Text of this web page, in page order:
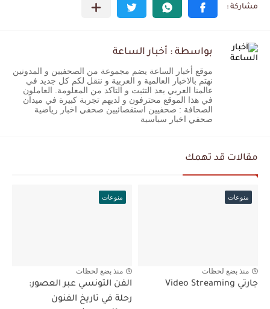
بواسطة : أخبار الساعة
موقع أخبار الساعة يضم مجموعة من الصحفيين و المدونين
نهتم بالاخبار العالمية و العربية و ننقل لكم كل جديد في
عالمنا العربي بعد التثبت و التاكد من المعلومة. العاملون
في هذا الموقع محترفون و لديهم تجربة كبيرة في ميدان
الصحافة : صحفيين استقصائيين صحفي اخبار رياضية
صحفي اخبار سياسية
مقالات قد تهمك
منوعات
منذ بضع لحظات
جارتي Video Streaming
منوعات
منذ بضع لحظات
الفن التونسي عبر العصور:
رحلة في تاريخ الفنون